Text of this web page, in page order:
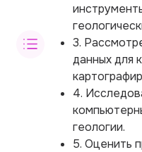
3.
данных для
4.
геологии.
5. Оценить